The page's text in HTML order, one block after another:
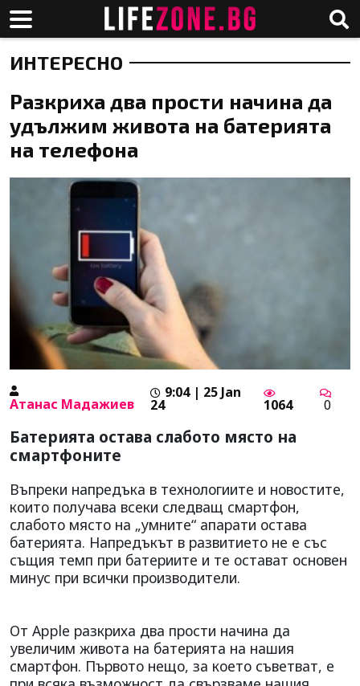
ИНТЕРЕСНО
Разкриха два прости начина да
удължим живота на батерията
на телефона
Атанас Мадажиев
9:04 | 25 Jan
24 1064 0
Батерията остава слабото място на
смартфоните
Въпреки напредъка в технологиите и новостите,
които получава всеки следващ смартфон,
слабото място на „умните“ апарати остава
батерията. Напредъкът в развитието не е със
същия темп при батериите и те остават основен
минус при всички производители.
От Apple разкриха два прости начина да
увеличим живота на батерията на нашия
смартфон. Първото нещо, за което съветват, е